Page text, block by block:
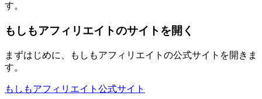
す。
もしもアフィリエイトのサイトを開く
まずはじめに、もしもアフィリエイトの公式サイトを開きま
す。
もしもアフィリエイト公式サイト